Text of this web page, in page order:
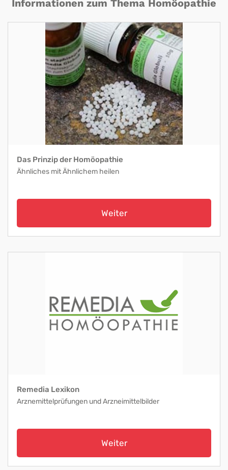
Informationen zum Thema Homöopathie
Das Prinzip der Homöopathie
Ähnliches mit Ähnlichem heilen
Weiter
Remedia Lexikon
Arznemittelprüfungen und Arzneimittelbilder
Weiter